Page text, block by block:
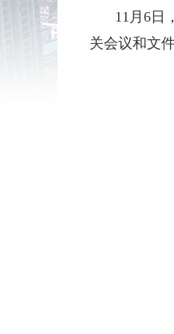
11月6日
关会议和文